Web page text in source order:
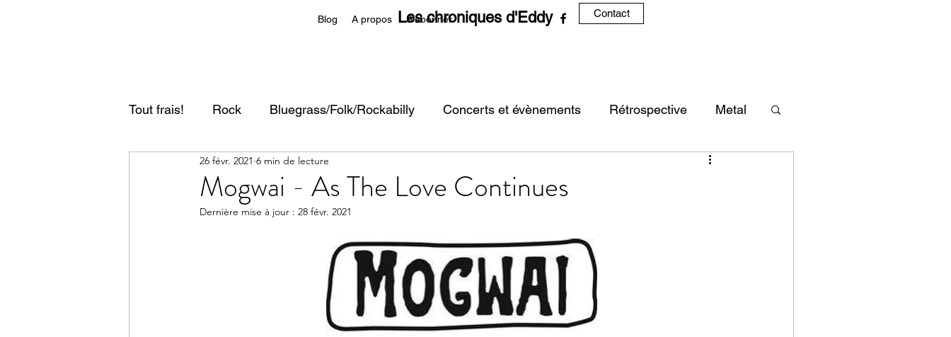
Blog A propos S'abonner
Les chroniques d'Eddy Contact
Tout frais! Rock Bluegrass/Folk/Rockabilly Concerts et évènements Rétrospective Metal
Psyché/Stoner/Doom Fusion
Mogwai - As The Love Continues
26 févr. 2021 6 min de lecture
Dernière mise à jour : 28 févr. 2021